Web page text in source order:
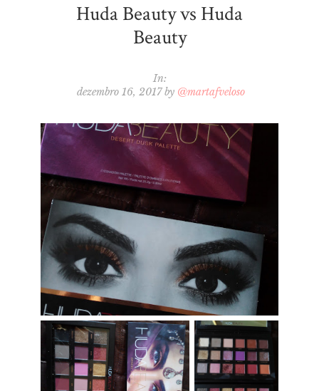
Huda Beauty vs Huda
Beauty
In:
dezembro 16, 2017by @martafveloso